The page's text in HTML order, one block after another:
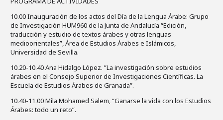
10.00 Inauguración de los actos del Día de la Lengua Árabe: Grupo
de Investigación HUM960 de la Junta de Andalucía “Edición,
traducción y estudio de textos árabes y otras lenguas
medioorientales”, Área de Estudios Árabes e Islámicos,
Universidad de Sevilla.
10.20-10.40 Ana Hidalgo López. ”La investigación sobre estudios
árabes en el Consejo Superior de Investigaciones Científicas. La
Escuela de Estudios Árabes de Granada”.
10.40-11.00 Mila Mohamed Salem, “Ganarse la vida con los Estudios
Árabes: todo un reto”.